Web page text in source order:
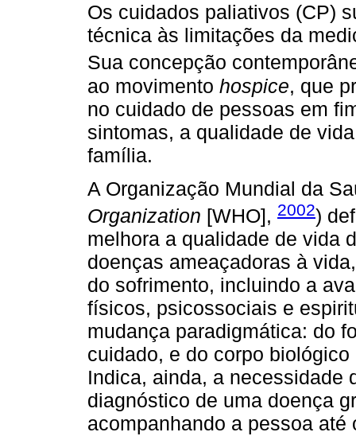
Os cuidados paliativos (CP)
técnica às limitações da
Sua concepção
ao movimento hospice, que
no cuidado de pessoas em
sintomas, a qualidade de
família.
A Organização Mundial da
Organization [WHO], 2002)
melhora a qualidade de vida
doenças ameaçadoras à
do sofrimento, incluindo a
físicos, psicossociais e
mudança paradigmática: do
cuidado, e do corpo
Indica, ainda, a necessidade
diagnóstico de uma doença
acompanhando a pessoa até